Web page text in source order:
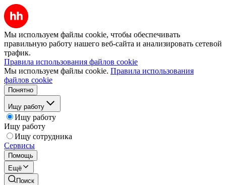
Мы используем файлы cookie, чтобы обеспечивать
правильную работу нашего веб-сайта и анализировать сетевой
трафик.
Правила использования файлов cookie
Мы используем файлы cookie. Правила использования
файлов cookie
Понятно
Ищу работу
Ищу работу
Ищу работу
Ищу сотрудника
Сервисы
Помощь
Ещё
Поиск